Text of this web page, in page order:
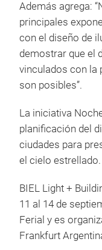
Además agrega:
principales
con el diseño de
demostrar que el
vinculados con la
son posibles”.
La iniciativa
planificación del
ciudades para
el cielo estrellado.
BIEL Light +
11 al 14 de
Ferial y es
Frankfurt